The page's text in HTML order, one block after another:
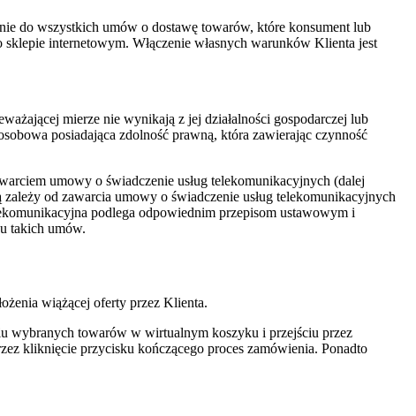
do wszystkich umów o dostawę towarów, które konsument lub
internetowym. Włączenie własnych warunków Klienta jest
mierze nie wynikają z jej działalności gospodarczej lub
posiadająca zdolność prawną, która zawierając czynność
umowy o świadczenie usług telekomunikacyjnych (dalej
od zawarcia umowy o świadczenie usług telekomunikacyjnych
podlega odpowiednim przepisom ustawowym i
takich umów.
wiążącej oferty przez Klienta.
wybranych towarów w wirtualnym koszyku i przejściu przez
kliknięcie przycisku kończącego proces zamówienia. Ponadto